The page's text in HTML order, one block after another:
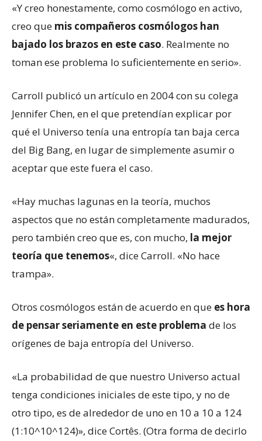
«Y creo honestamente, como cosmólogo en activo,
creo que mis compañeros cosmólogos han
bajado los brazos en este caso. Realmente no
toman ese problema lo suficientemente en serio».
Carroll publicó un artículo en 2004 con su colega
Jennifer Chen, en el que pretendían explicar por
qué el Universo tenía una entropía tan baja cerca
del Big Bang, en lugar de simplemente asumir o
aceptar que este fuera el caso.
«Hay muchas lagunas en la teoría, muchos
aspectos que no están completamente madurados,
pero también creo que es, con mucho, la mejor
teoría que tenemos«, dice Carroll. «No hace
trampa».
Otros cosmólogos están de acuerdo en que es hora
de pensar seriamente en este problema de los
orígenes de baja entropía del Universo.
«La probabilidad de que nuestro Universo actual
tenga condiciones iniciales de este tipo, y no de
otro tipo, es de alrededor de uno en 10 a 10 a 124
(1:10^10^124)», dice Cortês. (Otra forma de decirlo